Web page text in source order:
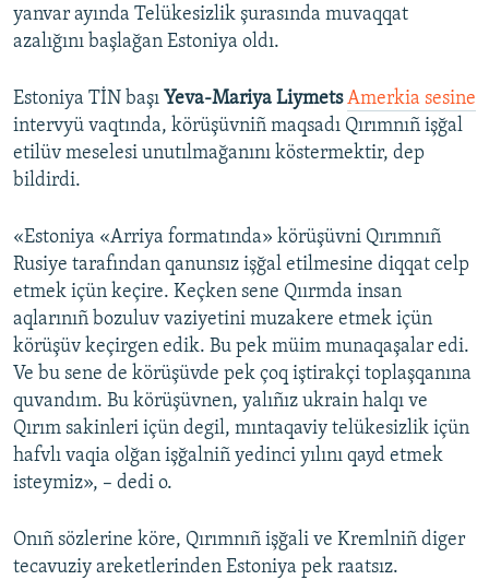
yanvar ayında Telükesizlik şurasında muvaqqat
azalığını başlağan Estoniya oldı.
Estoniya TİN başı Yeva-Mariya Liymets Amerkia sesine
intervyü vaqtında, körüşüvniñ maqsadı Qırımnıñ işğal
etilüv meselesi unutılmağanını köstermektir, dep
bildirdi.
«Estoniya «Arriya formatında» körüşüvni Qırımnıñ
Rusiye tarafından qanunsız işğal etilmesine diqqat celp
etmek içün keçire. Keçken sene Qıırmda insan
aqlarınıñ bozuluv vaziyetini muzakere etmek içün
körüşüv keçirgen edik. Bu pek müim munaqaşalar edi.
Ve bu sene de körüşüvde pek çoq iştirakçi toplaşqanına
quvandım. Bu körüşüvnen, yalıñız ukrain halqı ve
Qırım sakinleri içün degil, mıntaqaviy telükesizlik içün
hafvlı vaqia olğan işğalniñ yedinci yılını qayd etmek
isteymiz», – dedi o.
Onıñ sözlerine köre, Qırımnıñ işğali ve Kremlniñ diger
tecavuziy areketlerinden Estoniya pek raatsız.